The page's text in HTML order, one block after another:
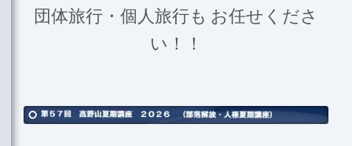
団体旅行・個人旅行も お任せくださ
い！！